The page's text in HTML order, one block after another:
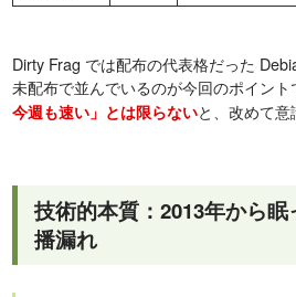
Dirty Frag では配布の代表格だった
未配布で並んでいるのが今回のポイント
今週も速い」とは限らないと、改めて意
技術的本質：2013年から
播漏れ